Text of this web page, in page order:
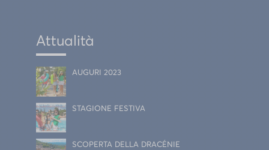
Attualità
AUGURI 2023
STAGIONE FESTIVA
SCOPERTA DELLA DRACÉNIE